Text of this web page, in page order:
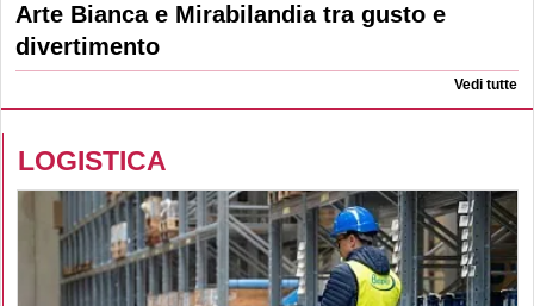
Arte Bianca e Mirabilandia tra gusto e
divertimento
Vedi tutte
LOGISTICA